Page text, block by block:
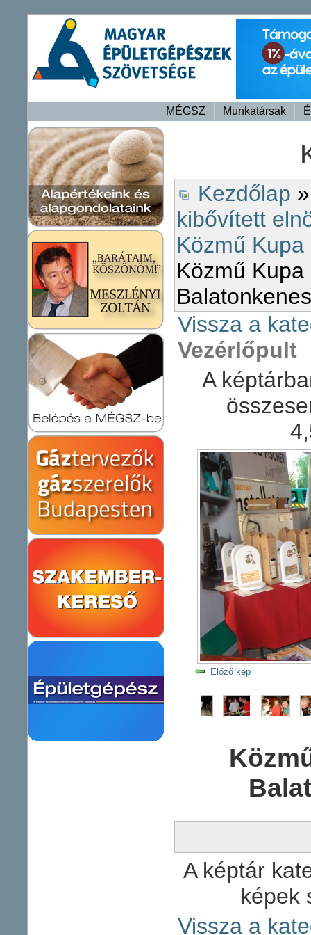
MÉGSZ Munkatársak
Kezdőlap
kibővített
Közmű
Közmű Kupa
Vissza a
Vezérlőpult
A
Előző kép
A képtár
képek
Vissza a